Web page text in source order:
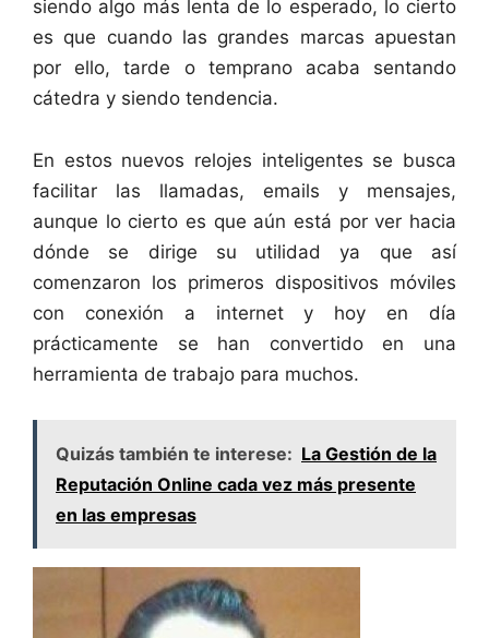
siendo algo más lenta de lo esperado, lo cierto
es que cuando las grandes marcas apuestan
por ello, tarde o temprano acaba sentando
cátedra y siendo tendencia.
En estos nuevos relojes inteligentes se busca
facilitar las llamadas, emails y mensajes,
aunque lo cierto es que aún está por ver hacia
dónde se dirige su utilidad ya que así
comenzaron los primeros dispositivos móviles
con conexión a internet y hoy en día
prácticamente se han convertido en una
herramienta de trabajo para muchos.
Quizás también te interese: La Gestión de la
Reputación Online cada vez más presente
en las empresas